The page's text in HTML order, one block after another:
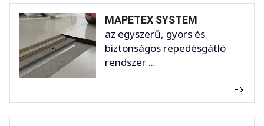
MAPETEX SYSTEM
az egyszerű, gyors és
biztonságos repedésgátló
rendszer ...